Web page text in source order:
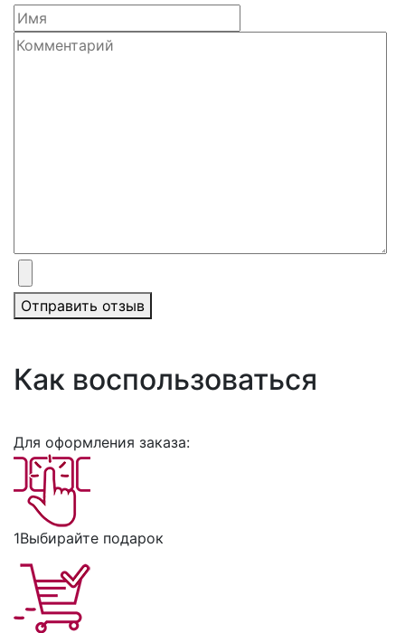
Отправить отзыв
Как воспользоваться
Для оформления заказа:
1Выбирайте подарок